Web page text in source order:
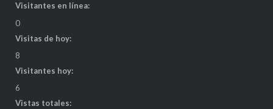
Visitantes en línea:
0
Visitas de hoy:
8
Visitantes hoy:
6
Vistas totales: